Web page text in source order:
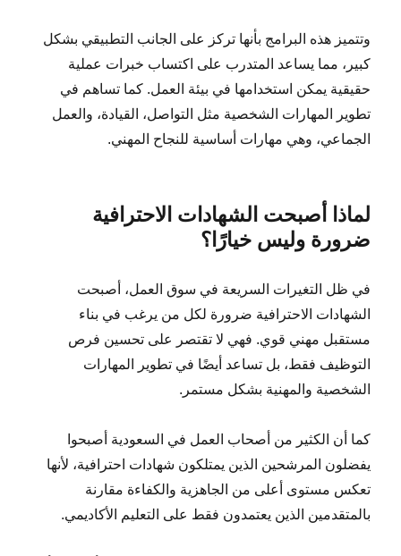
وتتميز هذه البرامج بأنها تركز على الجانب التطبيقي بشكل
كبير، مما يساعد المتدرب على اكتساب خبرات عملية
حقيقية يمكن استخدامها في بيئة العمل. كما تساهم في
تطوير المهارات الشخصية مثل التواصل، القيادة، والعمل
الجماعي، وهي مهارات أساسية للنجاح المهني.
لماذا أصبحت الشهادات الاحترافية
ضرورة وليس خيارًا؟
في ظل التغيرات السريعة في سوق العمل، أصبحت
الشهادات الاحترافية ضرورة لكل من يرغب في بناء
مستقبل مهني قوي. فهي لا تقتصر على تحسين فرص
التوظيف فقط، بل تساعد أيضًا في تطوير المهارات
الشخصية والمهنية بشكل مستمر.
كما أن الكثير من أصحاب العمل في السعودية أصبحوا
يفضلون المرشحين الذين يمتلكون شهادات احترافية، لأنها
تعكس مستوى أعلى من الجاهزية والكفاءة مقارنة
بالمتقدمين الذين يعتمدون فقط على التعليم الأكاديمي.